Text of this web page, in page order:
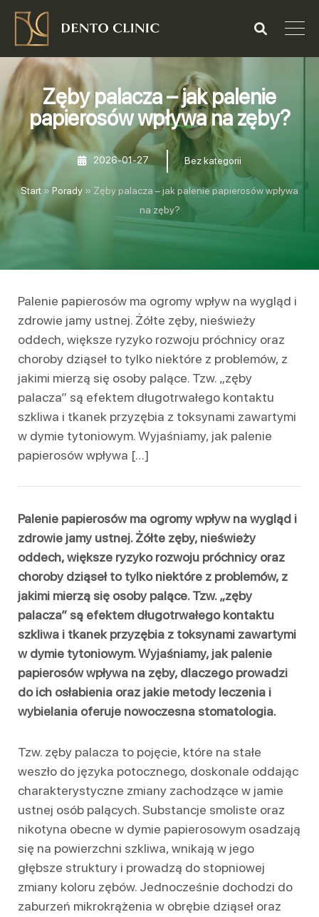
Zęby palacza – jak palenie
papierosów wpływa na zęby?
2026-01-27 Bez kategorii
Start » Porady » Zęby palacza – jak palenie papierosów wpływa
na zęby?
Palenie papierosów ma ogromy wpływ na wygląd i
zdrowie jamy ustnej. Żółte zęby, nieświeży
oddech, większe ryzyko rozwoju próchnicy oraz
choroby dziąseł to tylko niektóre z problemów, z
jakimi mierzą się osoby palące. Tzw. „zęby
palacza” są efektem długotrwałego kontaktu
szkliwa i tkanek przyzębia z toksynami zawartymi
w dymie tytoniowym. Wyjaśniamy, jak palenie
papierosów wpływa […]
Palenie papierosów ma ogromy wpływ na wygląd i
zdrowie jamy ustnej. Żółte zęby, nieświeży
oddech, większe ryzyko rozwoju próchnicy oraz
choroby dziąseł to tylko niektóre z problemów, z
jakimi mierzą się osoby palące. Tzw. „zęby
palacza” są efektem długotrwałego kontaktu
szkliwa i tkanek przyzębia z toksynami zawartymi
w dymie tytoniowym. Wyjaśniamy, jak palenie
papierosów wpływa na zęby, dlaczego prowadzi
do ich osłabienia oraz jakie metody leczenia i
wybielania oferuje nowoczesna stomatologia.
Tzw. zęby palacza to pojęcie, które na stałe
weszło do języka potocznego, doskonale oddając
charakterystyczne zmiany zachodzące w jamie
ustnej osób palących. Substancje smoliste oraz
nikotyna obecne w dymie papierosowym osadzają
się na powierzchni szkliwa, wnikają w jego
głębsze struktury i prowadzą do stopniowej
zmiany koloru zębów. Jednocześnie dochodzi do
zaburzeń mikrokrążenia w obrębie dziąseł oraz